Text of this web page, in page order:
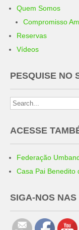
Quem Somos
Compromisso
Reservas
Vídeos
PESQUISE NO
ACESSE
Federação
Casa Pai Benedito
SIGA-NOS